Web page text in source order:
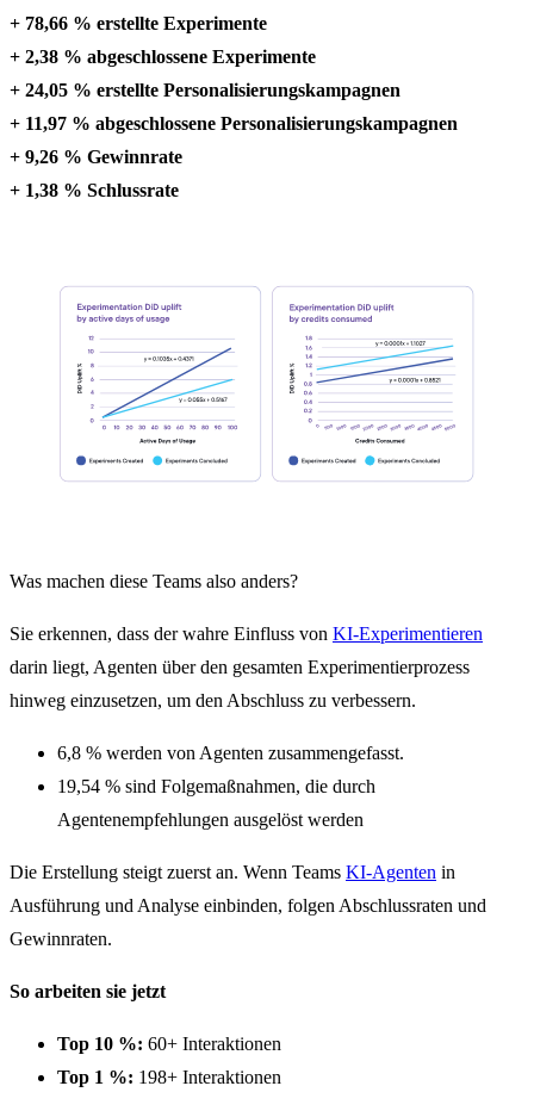
+ 78,66 % erstellte Experimente
+ 2,38 % abgeschlossene Experimente
+ 24,05 % erstellte Personalisierungskampagnen
+ 11,97 % abgeschlossene Personalisierungskampagnen
+ 9,26 % Gewinnrate
+ 1,38 % Schlussrate
Was machen diese Teams also anders?
Sie erkennen, dass der wahre Einfluss von KI-Experimentieren
darin liegt, Agenten über den gesamten Experimentierprozess
hinweg einzusetzen, um den Abschluss zu verbessern.
6,8 % werden von Agenten zusammengefasst.
19,54 % sind Folgemaßnahmen, die durch
Agentenempfehlungen ausgelöst werden
Die Erstellung steigt zuerst an. Wenn Teams KI-Agenten in
Ausführung und Analyse einbinden, folgen Abschlussraten und
Gewinnraten.
So arbeiten sie jetzt
Top 10 %: 60+ Interaktionen
Top 1 %: 198+ Interaktionen